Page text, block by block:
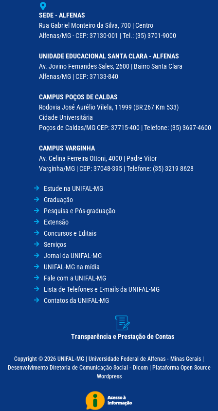
SEDE - ALFENAS
Rua Gabriel Monteiro da Silva, 700 | Centro
Alfenas/MG - CEP: 37130-001 | Tel.: (35) 3701-9000
UNIDADE EDUCACIONAL SANTA CLARA - ALFENAS
Av. Jovino Fernandes Sales, 2600 | Bairro Santa Clara
Alfenas/MG | CEP: 37133-840
CAMPUS POÇOS DE CALDAS
Rodovia José Aurélio Vilela, 11999 (BR 267 Km 533)
Cidade Universitária
Poços de Caldas/MG CEP: 37715-400 | Telefone: (35) 3697-4600
CAMPUS VARGINHA
Av. Celina Ferreira Ottoni, 4000 | Padre Vitor
Varginha/MG | CEP: 37048-395 | Telefone: (35) 3219 8628
Estude na UNIFAL-MG
Graduação
Pesquisa e Pós-graduação
Extensão
Concursos e Editais
Serviços
Jornal da UNIFAL-MG
UNIFAL-MG na mídia
Fale com a UNIFAL-MG
Lista de Telefones e E-mails da UNIFAL-MG
Contatos da UNIFAL-MG
Transparência e Prestação de Contas
Copyright © 2026 UNIFAL-MG | Universidade Federal de Alfenas - Minas Gerais |
Desenvolvimento Diretoria de Comunicação Social - Dicom | Plataforma Open Source
Wordpress